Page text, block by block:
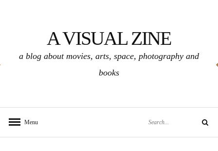
A VISUAL ZINE
a blog about movies, arts, space, photography and
books
Menu Search